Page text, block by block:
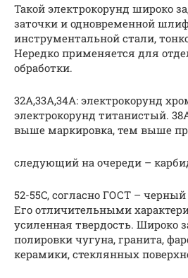
Такой электрокорунд широко
заточки и одновременной
инструментальной стали,
Нередко применяется для
обработки.
32А,33А,34А: электрокорунд
электрокорунд титанистый.
выше маркировка, тем выше
следующий на очереди –
52-55C, согласно ГОСТ –
Его отличительными
усиленная твердость. Широко
полировки чугуна, гранита,
керамики, стеклянных